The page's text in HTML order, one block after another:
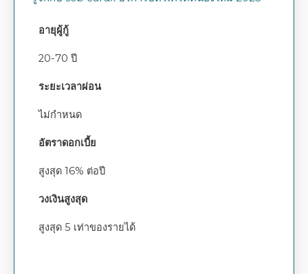
อายุผู้กู้
20-70 ปี
ระยะเวลาผ่อน
ไม่กำหนด
อัตราดอกเบี้ย
สูงสุด 16% ต่อปี
วงเงินสูงสุด
สูงสุด 5 เท่าของรายได้